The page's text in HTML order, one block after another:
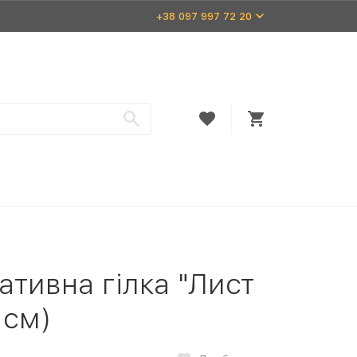
+38 097 997 72 20
гілка "Лист
см)